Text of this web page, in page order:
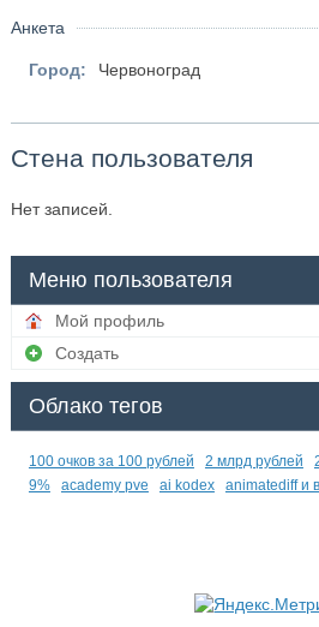
Анкета
Город: Червоноград
Стена пользователя
Нет записей.
Меню пользователя
Мой профиль
Создать
Облако тегов
100 очков за 100 рублей 2 млрд рублей
9%
academy pve ai kodex animatediff и